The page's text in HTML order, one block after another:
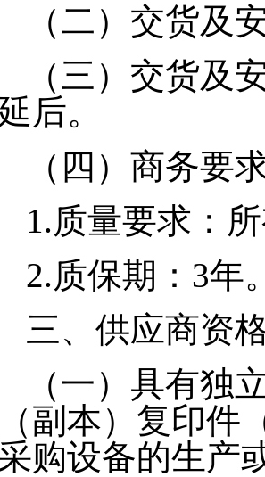
（二）交货及
（三）交货及
后。
（四）商务要
1.质量要求：
2.质保期：3年
三、供应商资
（一）具有独
副本）复印件
购设备的生产